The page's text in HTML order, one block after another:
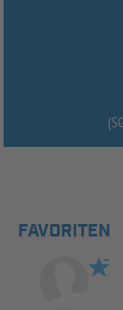
FAVORITEN